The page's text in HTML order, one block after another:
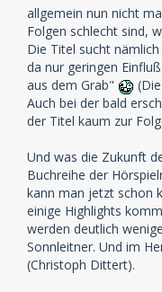
allgemein nun nicht
Folgen schlecht sind,
Die Titel sucht
da nur geringen
aus dem Grab"
Auch bei der bald
der Titel kaum zur
Und was die Zukunft
Buchreihe der
kann man jetzt schon
einige Highlights
werden deutlich
Sonnleitner. Und im
(Christoph Dittert).